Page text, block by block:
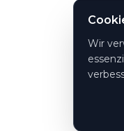
So
Wir